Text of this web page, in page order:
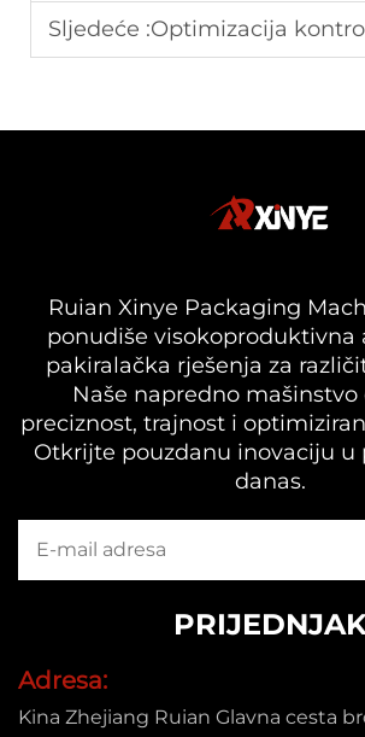
Sljedeće :Optimizacija kontrole debljine folije u mašinama za pušenje folije
Ruian Xinye Packaging
ponudiše visokoproduktivna
pakiralačka rješenja za
Naše napredno mašinstvo
preciznost, trajnost i
Otkrijte pouzdanu inovaciju u
danas.
Adresa:
Kina Zhejiang Ruian Glavna cesta